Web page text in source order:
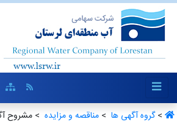
>گروه آگهی ها ‏>مناقصه و مزایده ‏> مشروح